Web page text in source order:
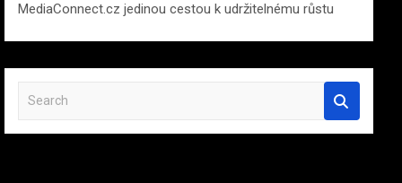
MediaConnect.cz jedinou cestou k udržitelnému růstu
a